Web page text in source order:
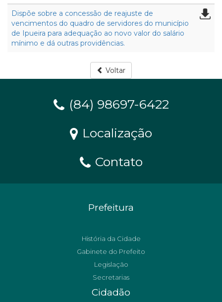
Dispõe sobre a concessão de reajuste de
vencimentos do quadro de servidores do município
de Ipueira para adequação ao novo valor do salário
mínimo e dá outras providências.
Voltar
(84) 98697-6422
Localização
Contato
Prefeitura
História da Cidade
Gabinete do Prefeito
Legislação
Secretarias
Cidadão